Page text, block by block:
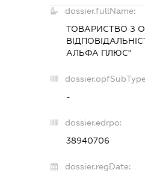
dossier.fullName:
ТОВАРИСТВО З
АЛЬФА ПЛЮС"
-
dossier.edrpo:
38940706
dossier.regDate: